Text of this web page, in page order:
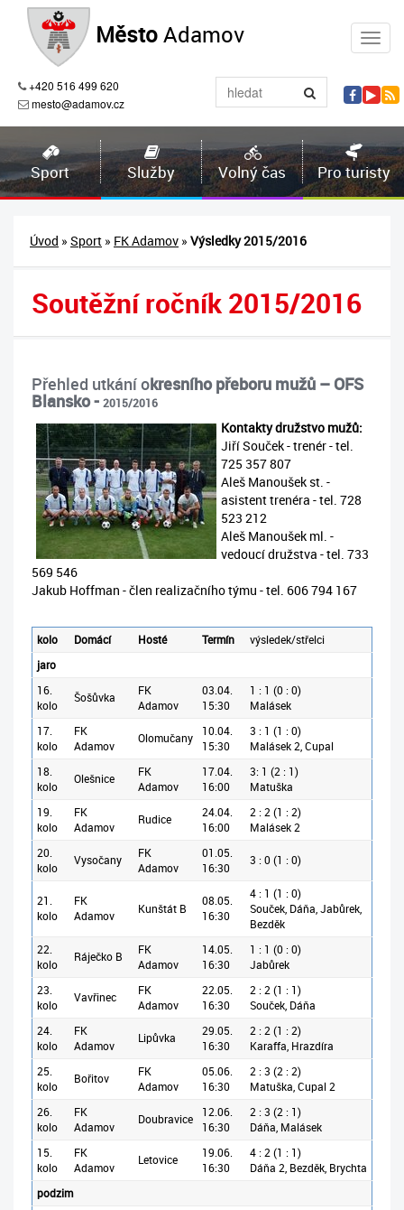
MěstoAdamov
+420 516 499 620
mesto@adamov.cz
Sport Služby Volný čas Pro turisty
Úvod » Sport » FK Adamov » Výsledky 2015/2016
Soutěžní ročník 2015/2016
Přehled utkání okresního přeboru mužů – OFS
Blansko - 2015/2016
Kontakty družstvo mužů:
Jiří Souček - trenér - tel.
725 357 807
Aleš Manoušek st. -
asistent trenéra - tel. 728
523 212
Aleš Manoušek ml. -
vedoucí družstva - tel. 733
569 546
Jakub Hoffman - člen realizačního týmu - tel. 606 794 167
kolo Domácí Hosté Termín
výsledek/střelci
jaro
16.
kolo
Šošůvka
FK
Adamov
03.04.
15:30
1 : 1 (0 : 0)
Malásek
17.
kolo
FK
Adamov
Olomučany
10.04.
15:30
3 : 1 (1 : 0)
Malásek 2, Cupal
18.
kolo
Olešnice
FK
Adamov
17.04.
16:00
3: 1 (2 : 1)
Matuška
19.
kolo
FK
Adamov
Rudice
24.04.
16:00
2 : 2 (1 : 2)
Malásek 2
20.
kolo
Vysočany
FK
Adamov
01.05.
16:30
3 : 0 (1 : 0)
21.
kolo
FK
Adamov
Kunštát B
08.05.
16:30
4 : 1 (1 : 0)
Souček, Dáňa, Jabůrek,
Bezděk
22.
kolo
Ráječko B
FK
Adamov
14.05.
16:30
1 : 1 (0 : 0)
Jabůrek
23.
kolo
Vavřinec
FK
Adamov
22.05.
16:30
2 : 2 (1 : 1)
Souček, Dáňa
24.
kolo
FK
Adamov
Lipůvka
29.05.
16:30
2 : 2 (1 : 2)
Karaffa, Hrazdíra
25.
kolo
Bořitov
FK
Adamov
05.06.
16:30
2 : 3 (2 : 2)
Matuška, Cupal 2
26.
kolo
FK
Adamov
Doubravice
12.06.
16:30
2 : 3 (2 : 1)
Dáňa, Malásek
15.
kolo
FK
Adamov
Letovice
19.06.
16:30
4 : 2 (1 : 1)
Dáňa 2, Bezděk, Brychta
podzim